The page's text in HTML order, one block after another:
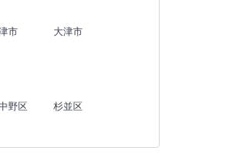
市
大津市
野区
杉並区